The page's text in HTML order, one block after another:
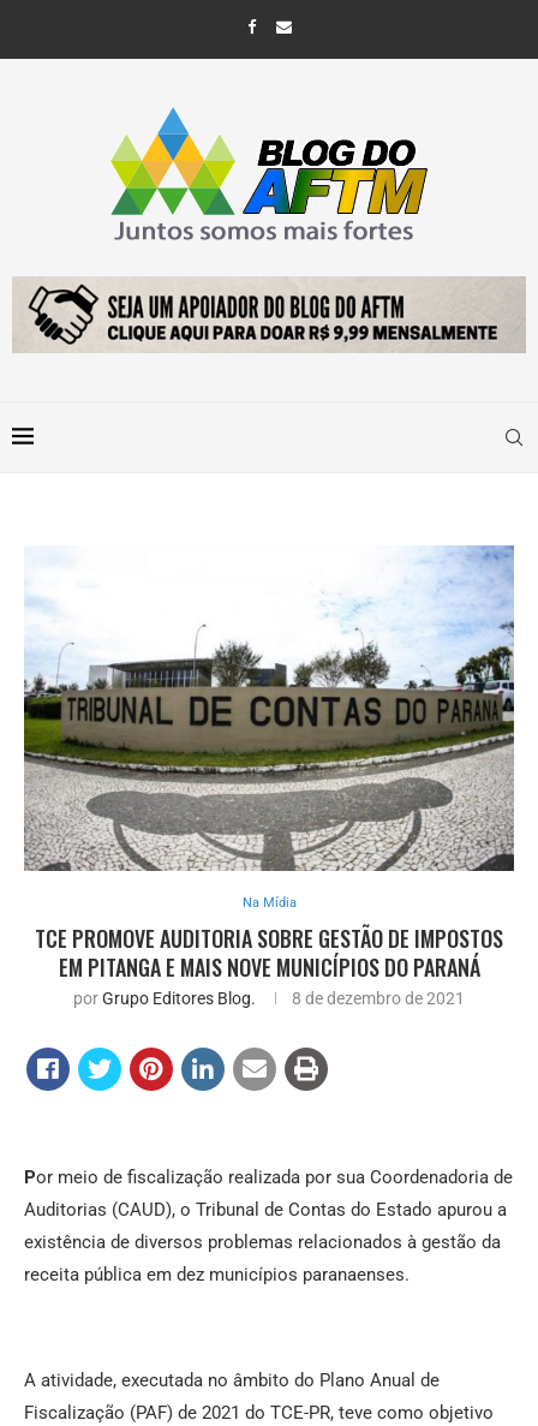
Na Mídia
TCE PROMOVE AUDITORIA SOBRE GESTÃO DE IMPOSTOS
EM PITANGA E MAIS NOVE MUNICÍPIOS DO PARANÁ
porGrupo Editores Blog. 8 de dezembro de 2021
Por meio de fiscalização realizada por sua Coordenadoria de
Auditorias (CAUD), o Tribunal de Contas do Estado apurou a
existência de diversos problemas relacionados à gestão da
receita pública em dez municípios paranaenses.
A atividade, executada no âmbito do Plano Anual de
Fiscalização (PAF) de 2021 do TCE-PR, teve como objetivo